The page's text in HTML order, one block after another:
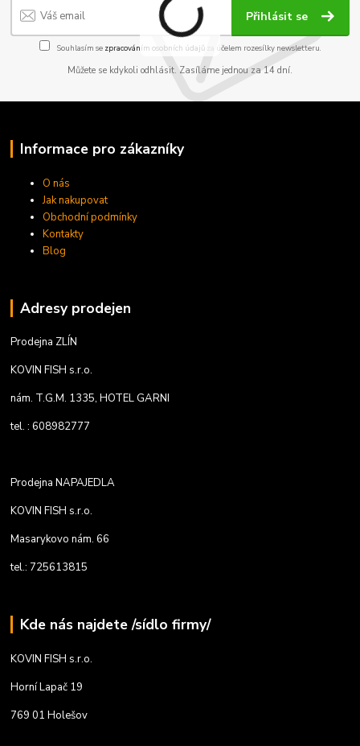
Přihlásit se
Souhlasím se zpracováním osobních údajůza účelem rozesílky newsletteru.
Můžete se kdykoli odhlásit. Zasíláme jednou za 14 dní.
Informace pro zákazníky
O nás
Jak nakupovat
Obchodní podmínky
Kontakty
Blog
Adresy prodejen
Prodejna ZLÍN
KOVIN FISH s.r.o.
nám. T.G.M. 1335, HOTEL GARNI
tel. : 608982777
Prodejna NAPAJEDLA
KOVIN FISH s.r.o.
Masarykovo nám. 66
tel.: 725613815
Kde nás najdete /sídlo firmy/
KOVIN FISH s.r.o.
Horní Lapač 19
769 01 Holešov